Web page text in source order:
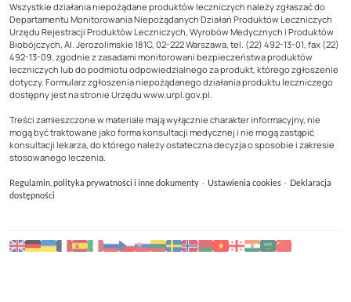
Wszystkie działania niepożądane produktów leczniczych należy zgłaszać do
Departamentu Monitorowania Niepożądanych Działań Produktów Leczniczych
Urzędu Rejestracji Produktów Leczniczych, Wyrobów Medycznych i Produktów
Biobójczych, Al. Jerozolimskie 181C, 02-222 Warszawa, tel. (22) 492-13-01, fax (22)
492-13-09, zgodnie z zasadami monitorowani bezpieczeństwa produktów
leczniczych lub do podmiotu odpowiedzialnego za produkt, którego zgłoszenie
dotyczy. Formularz zgłoszenia niepożądanego działania produktu leczniczego
dostępny jest na stronie Urzędu www.urpl.gov.pl.
Treści zamieszczone w materiale mają wyłącznie charakter informacyjny, nie
mogą być traktowane jako forma konsultacji medycznej i nie mogą zastąpić
konsultacji lekarza, do którego należy ostateczna decyzja o sposobie i zakresie
stosowanego leczenia.
Regulamin, polityka prywatności i inne dokumenty · Ustawienia cookies · Deklaracja
dostępności